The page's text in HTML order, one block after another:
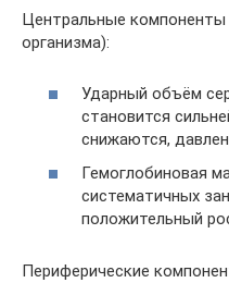
Центральные компоненты
организма):
Ударный объём
становится
снижаются,
Гемоглобиновая
систематичных
положительный
Периферические